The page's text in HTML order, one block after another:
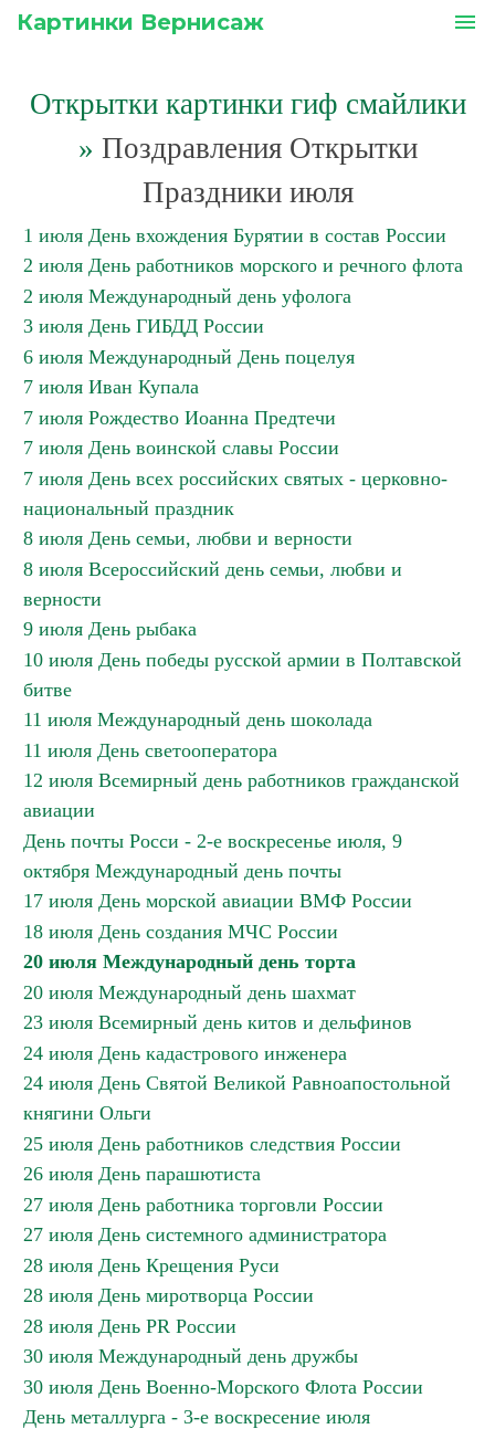
Картинки Вернисаж menu
Открытки картинки гиф смайлики
» Поздравления Открытки
Праздники июля
1 июля День вхождения Бурятии в состав России
2 июля День работников морского и речного флота
2 июля Международный день уфолога
3 июля День ГИБДД России
6 июля Международный День поцелуя
7 июля Иван Купала
7 июля Рождество Иоанна Предтечи
7 июля День воинской славы России
7 июля День всех российских святых - церковно-
национальный праздник
8 июля День семьи, любви и верности
8 июля Всероссийский день семьи, любви и
верности
9 июля День рыбака
10 июля День победы русской армии в Полтавской
битве
11 июля Международный день шоколада
11 июля День светооператора
12 июля Всемирный день работников гражданской
авиации
День почты Росси - 2-е воскресенье июля, 9
октября Международный день почты
17 июля День морской авиации ВМФ России
18 июля День создания МЧС России
20 июля Международный день торта
20 июля Международный день шахмат
23 июля Всемирный день китов и дельфинов
24 июля День кадастрового инженера
24 июля День Святой Великой Равноапостольной
княгини Ольги
25 июля День работников следствия России
26 июля День парашютиста
27 июля День работника торговли России
27 июля День системного администратора
28 июля День Крещения Руси
28 июля День миротворца России
28 июля День PR России
30 июля Международный день дружбы
30 июля День Военно-Морского Флота России
День металлурга - 3-е воскресение июля